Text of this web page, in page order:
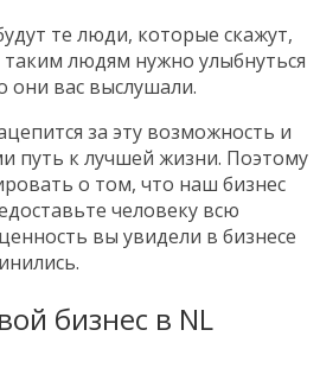
те люди, которые скажут,
таким людям нужно улыбнуться
они вас выслушали.
за эту возможность и
путь к лучшей жизни. Поэтому
о том, что наш бизнес
человеку всю
вы увидели в бизнесе
бизнес в NL